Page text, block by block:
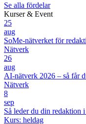
Se alla fördelar
Kurser & Event
25
aug
SoMe-nätverket för
Nätverk
26
aug
AI-nätverk 2026 – så får
Nätverk
8
sep
Så leder du din redaktion
Kurs: heldag